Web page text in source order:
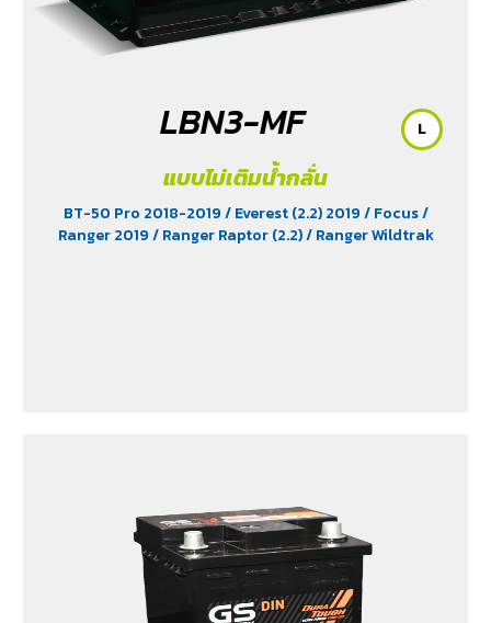
LBN3-MF
แบบไม่เติมน้ำกลั่น
BT-50 Pro 2018-2019/ Everest (2.2) 2019/ Focus/
Ranger 2019/ Ranger Raptor (2.2)/ Ranger Wildtrak
L